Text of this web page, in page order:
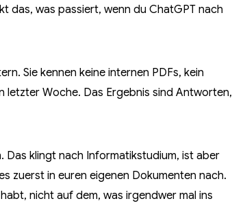
das, was passiert, wenn du ChatGPT nach
Sie kennen keine internen PDFs, kein
letzter Woche. Das Ergebnis sind Antworten,
Das klingt nach Informatikstudium, ist aber
zuerst in euren eigenen Dokumenten nach.
nicht auf dem, was irgendwer mal ins